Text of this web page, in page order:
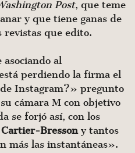
Post, que teme
y que tiene ganas de
revistas que edito.
asociando al
perdiendo la firma el
Instagram?» pregunto
cámara M con objetivo
se forjó así, con los
Bressony tantos
más las instantáneas».